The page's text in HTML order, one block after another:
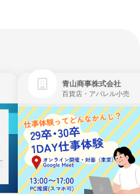
青山商事株式会社
百貨店・アパレル小売